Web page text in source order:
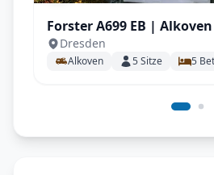
Forster A699 EB |
für bis zu 5 P.
Dresden
Alkoven 5Sitze 5